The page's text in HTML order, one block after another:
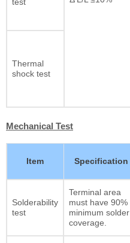
test
Thermal
shock test
Mechanical Test
Item Specification
Solderability
test
Terminal area
must have 90%
minimum solder
coverage.